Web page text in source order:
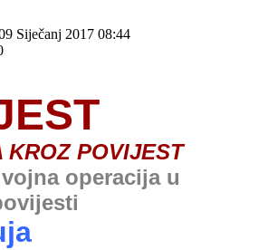
Siječanj 2017 08:44
KROZ POVIJEST
operacija u